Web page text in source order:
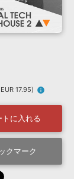
ード
曲配信流通 サービス
サウンド管理ソフト
ROUTER.FM
17.95) info
トに入れる
クマーク